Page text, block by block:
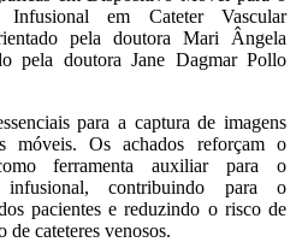
Infusional em Cateter Vascular
pela doutora Mari Ângela
pela doutora Jane Dagmar Pollo
para a captura de imagens
móveis. Os achados reforçam o
ferramenta auxiliar para o
infusional, contribuindo para o
pacientes e reduzindo o risco de
de cateteres venosos.